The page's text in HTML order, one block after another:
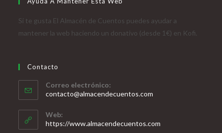
Si te gusta El Almacén de Cuentos puedes ayudar a
mantener la web haciendo un donativo (desde 1€) en Kofi.
Contacto
Correo electrónico:
contacto@almacendecuentos.com
Web:
https://www.almacendecuentos.com